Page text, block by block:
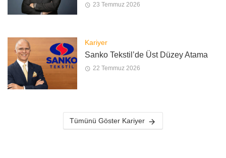
23 Temmuz 2026
Kariyer
Sanko Tekstil’de Üst Düzey Atama
22 Temmuz 2026
Tümünü Göster Kariyer